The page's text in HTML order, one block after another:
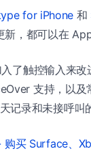
for iPhone 和
，都可以在
了触控输入来
支持，以及
记录和未接呼叫
购买 Surface、